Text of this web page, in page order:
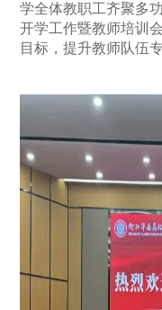
学全体教职工齐聚多
开学工作暨教师培训
目标，提升教师队伍